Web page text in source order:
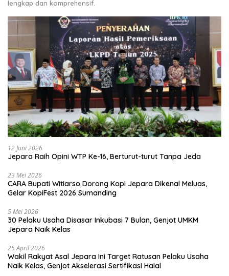
lengkap dan komprehensif.
12 Juni 2026
Jepara Raih Opini WTP Ke-16, Berturut-turut Tanpa Jeda
23 Mei 2026
CARA Bupati Witiarso Dorong Kopi Jepara Dikenal Meluas,
Gelar KopiFest 2026 Sumanding
5 Mei 2026
30 Pelaku Usaha Disasar Inkubasi 7 Bulan, Genjot UMKM
Jepara Naik Kelas
25 April 2026
Wakil Rakyat Asal Jepara Ini Target Ratusan Pelaku Usaha
Naik Kelas, Genjot Akselerasi Sertifikasi Halal